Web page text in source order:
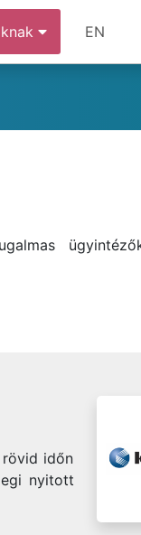
EN
rövid időn
nyitott